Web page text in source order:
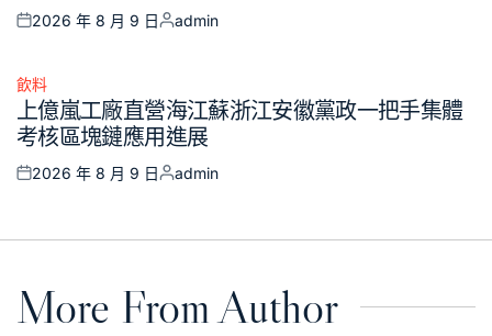
Posted
2026 年 8 月 9 日
Posted
admin
Posted
in
飲料
上億嵐工廠直營海江蘇浙江安徽黨政一把手集體
考核區塊鏈應用進展
Posted
2026 年 8 月 9 日
Posted
admin
More From Author